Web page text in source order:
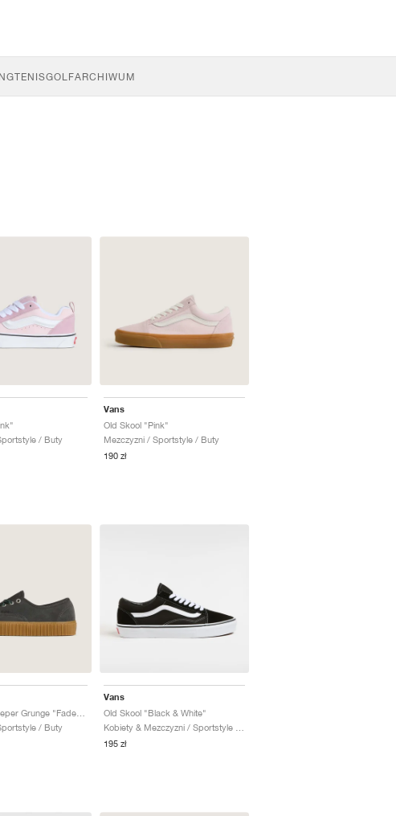
TENISGOLFARCHIWUM
/ Buty
Vans
Old Skool "Pink"
Mezczyzni / Sportstyle / Buty
190 zł
Authentic Creeper Grunge "Faded Black"
/ Buty
Vans
Old Skool "Black & White"
195 zł